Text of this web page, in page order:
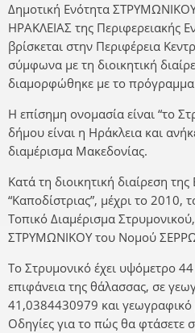
Δημοτική Ενότητα
ΗΡΑΚΛΕΙΑΣ της Περιφερειακής
βρίσκεται στην Περιφέρεια
σύμφωνα με τη διοικητική
διαμορφώθηκε με το πρόγραμμα
Η επίσημη ονομασία είναι “το
δήμου είναι η Ηράκλεια και
διαμέρισμα Μακεδονίας.
Κατά τη διοικητική διαίρεση
“Καποδίστριας”, μέχρι το 2010,
Τοπικό Διαμέρισμα
ΣΤΡΥΜΩΝΙΚΟΥ του Νομού
Το Στρυμονικό έχει υψόμετρο
επιφάνεια της θάλασσας, σε
41,0384430979 και
Οδηγίες για το πώς θα φτάσετε